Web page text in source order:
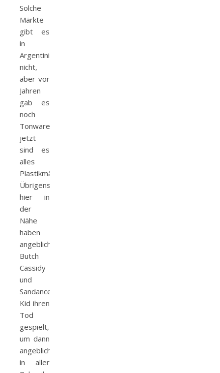
Solche
Märkte
gibt es
in
Argentinien
nicht,
aber vor
Jahren
gab es
noch
Tonwaren,
jetzt
sind es
alles
Plastikmärkte.
Übrigens
hier in
der
Nähe
haben
angeblich
Butch
Cassidy
und
Sandance
Kid ihren
Tod
gespielt,
um dann
angeblich
in aller